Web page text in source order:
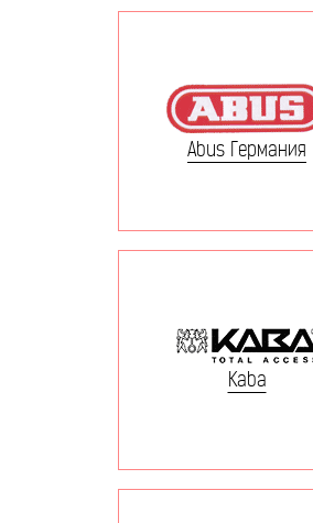
Abus Германия
Kaba